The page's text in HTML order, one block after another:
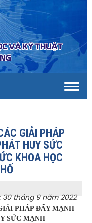
VÀ KỸ THUẬT
GIẢI PHÁP
HUY SỨC
KHOA HỌC
30 tháng 9 năm 2022
PHÁP ĐẨY MẠNH
SỨC MẠNH